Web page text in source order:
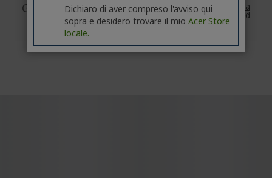
Garanzia 2 Anni Garanzia
standard
Dichiaro di aver compreso l'avviso qui
sopra e desidero trovare il mio Acer Store
locale.